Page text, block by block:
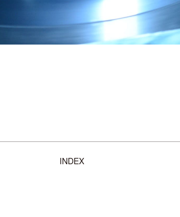
INDEX